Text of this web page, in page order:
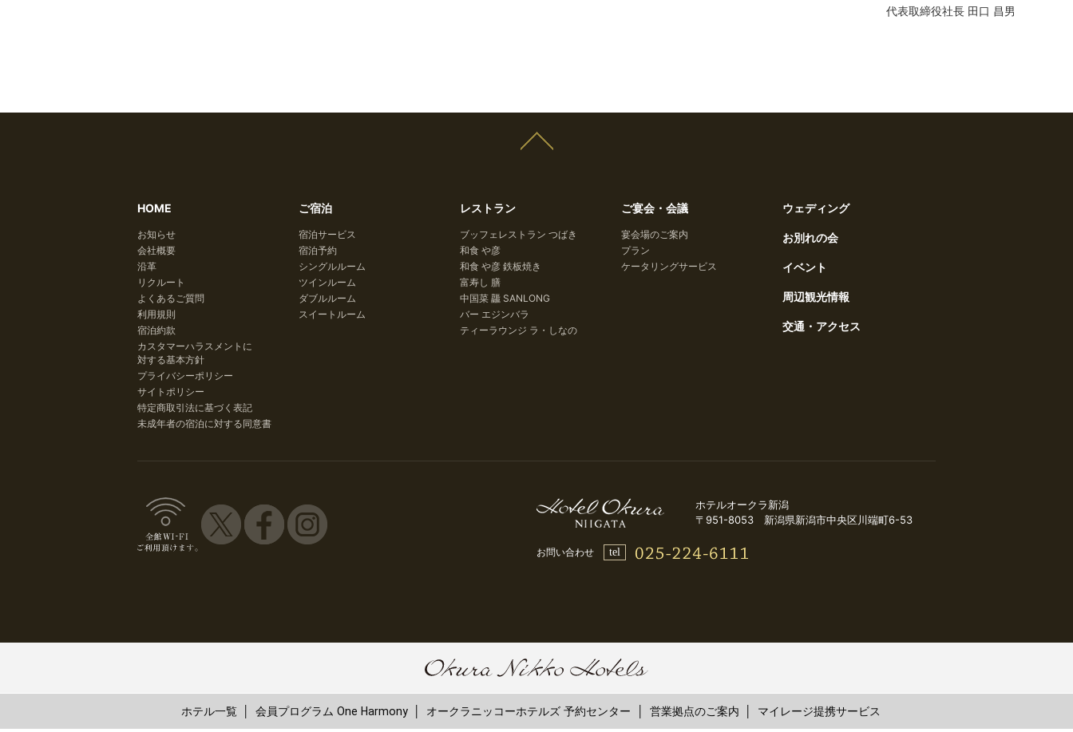
代表取締役社長 田口 昌男
HOME
お知らせ
会社概要
沿革
リクルート
よくあるご質問
利用規則
宿泊約款
カスタマーハラスメントに
対する基本方針
プライバシーポリシー
サイトポリシー
特定商取引法に基づく表記
未成年者の宿泊に対する同意書
ご宿泊
宿泊サービス
宿泊予約
シングルルーム
ツインルーム
ダブルルーム
スイートルーム
レストラン
ブッフェレストラン つばき
和食 や彦
和食 や彦 鉄板焼き
富寿し 膳
中国菜 龘 SANLONG
バー エジンバラ
ティーラウンジ ラ・しなの
ご宴会・会議
宴会場のご案内
プラン
ケータリングサービス
ウェディング
お別れの会
イベント
周辺観光情報
交通・アクセス
ホテルオークラ新潟
〒951-8053 新潟県新潟市中央区川端町6-53
お問い合わせ tel
ホテル一覧 会員プログラム One Harmony オークラニッコーホテルズ 予約センター 営業拠点のご案内 マイレージ提携サービス